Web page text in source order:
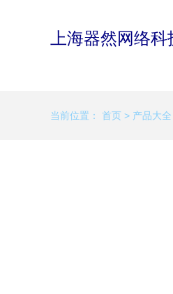
上海器然网络
当前位置： 首页 > 产品大全